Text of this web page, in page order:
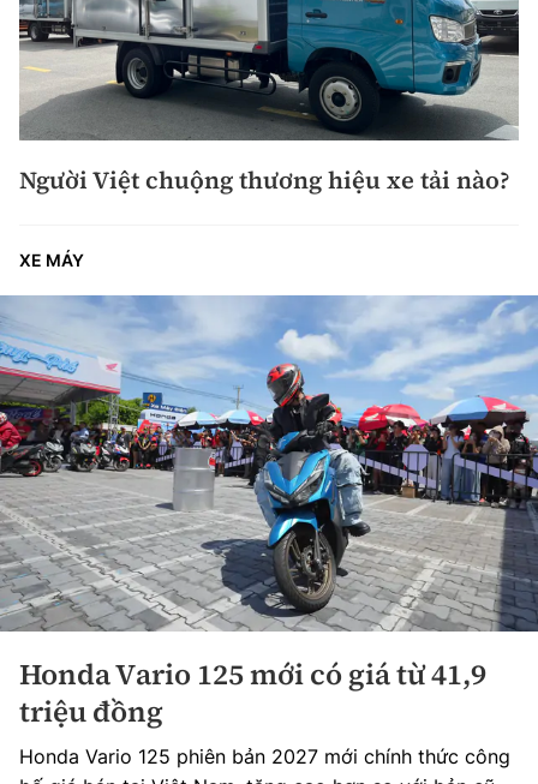
Người Việt chuộng thương hiệu xe tải nào?
XE MÁY
Honda Vario 125 mới có giá từ 41,9
triệu đồng
Honda Vario 125 phiên bản 2027 mới chính thức công